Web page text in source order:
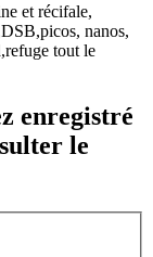
et récifale,
nanos,
tout le
enregistré
le